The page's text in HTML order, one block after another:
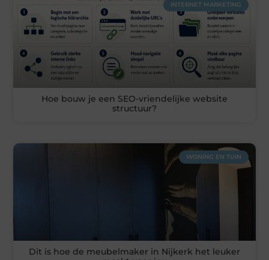
INTERNET MARKETING
Hoe bouw je een SEO-vriendelijke website
structuur?
WONING EN TUIN
Dit is hoe de meubelmaker in Nijkerk het leuker